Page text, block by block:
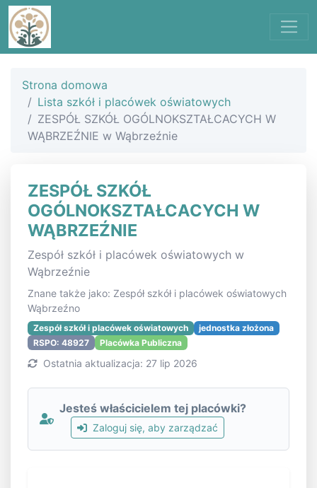
Strona domowa
Lista szkół i placówek oświatowych
ZESPÓŁ SZKÓŁ OGÓLNOKSZTAŁCACYCH W
WĄBRZEŹNIE w Wąbrzeźnie
ZESPÓŁ SZKÓŁ
OGÓLNOKSZTAŁCACYCH W
WĄBRZEŹNIE
Zespół szkół i placówek oświatowych w
Wąbrzeźnie
Znane także jako: Zespół szkół i placówek oświatowych
Wąbrzeźno
Zespół szkół i placówek oświatowych
jednostka złożona
RSPO: 48927
Placówka Publiczna
Ostatnia aktualizacja: 27 lip 2026
Jesteś właścicielem tej placówki?
Zaloguj się, aby zarządzać